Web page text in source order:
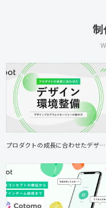
制
プロダクトの成長に合わせたデザイン環境整備。Bizibl立ち上げにおける、デザインプログラムマネージャーの動き方